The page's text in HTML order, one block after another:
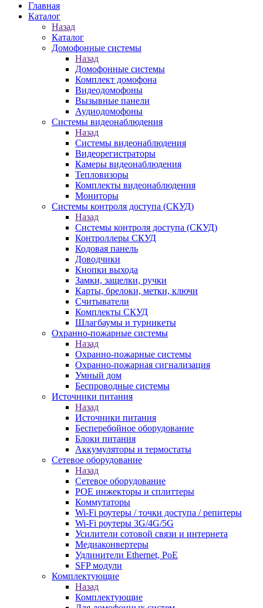
Главная
Каталог
Назад
Каталог
Домофонные системы
Назад
Домофонные системы
Комплект домофона
Видеодомофоны
Вызывные панели
Аудиодомофоны
Системы видеонаблюдения
Назад
Системы видеонаблюдения
Видеорегистраторы
Камеры видеонаблюдения
Тепловизоры
Комплекты видеонаблюдения
Мониторы
Системы контроля доступа (СКУД)
Назад
Системы контроля доступа (СКУД)
Контроллеры СКУД
Кодовая панель
Доводчики
Кнопки выхода
Замки, защелки, ручки
Карты, брелоки, метки, ключи
Считыватели
Комплекты СКУД
Шлагбаумы и турникеты
Охранно-пожарные системы
Назад
Охранно-пожарные системы
Охранно-пожарная сигнализация
Умный дом
Беспроводные системы
Источники питания
Назад
Источники питания
Бесперебойное оборудование
Блоки питания
Аккумуляторы и термостаты
Сетевое оборудование
Назад
Сетевое оборудование
POE инжекторы и сплиттеры
Коммутаторы
Wi-Fi роутеры / точки доступа / репитеры
Wi-Fi роутеры 3G/4G/5G
Усилители сотовой связи и интернета
Медиаконвертеры
Удлинители Ethernet, PoE
SFP модули
Комплектующие
Назад
Комплектующие